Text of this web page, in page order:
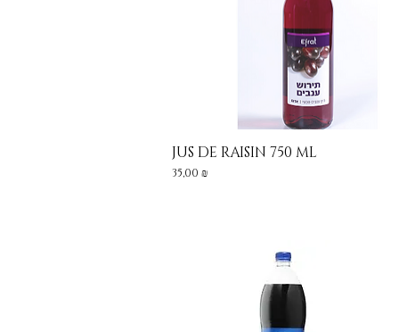
Aperçu rapide
JUS DE RAISIN 750 ML
Prix
35,00 ₪